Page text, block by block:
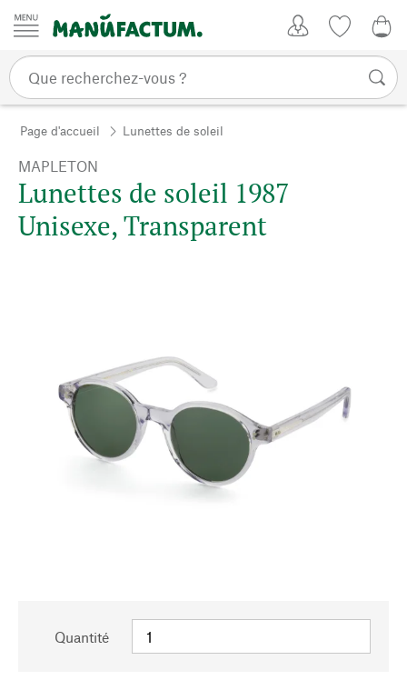
Passer au contenu
Page d'accueil Lunettes de soleil
MAPLETON
Lunettes de soleil 1987
Unisexe, Transparent
Quantité